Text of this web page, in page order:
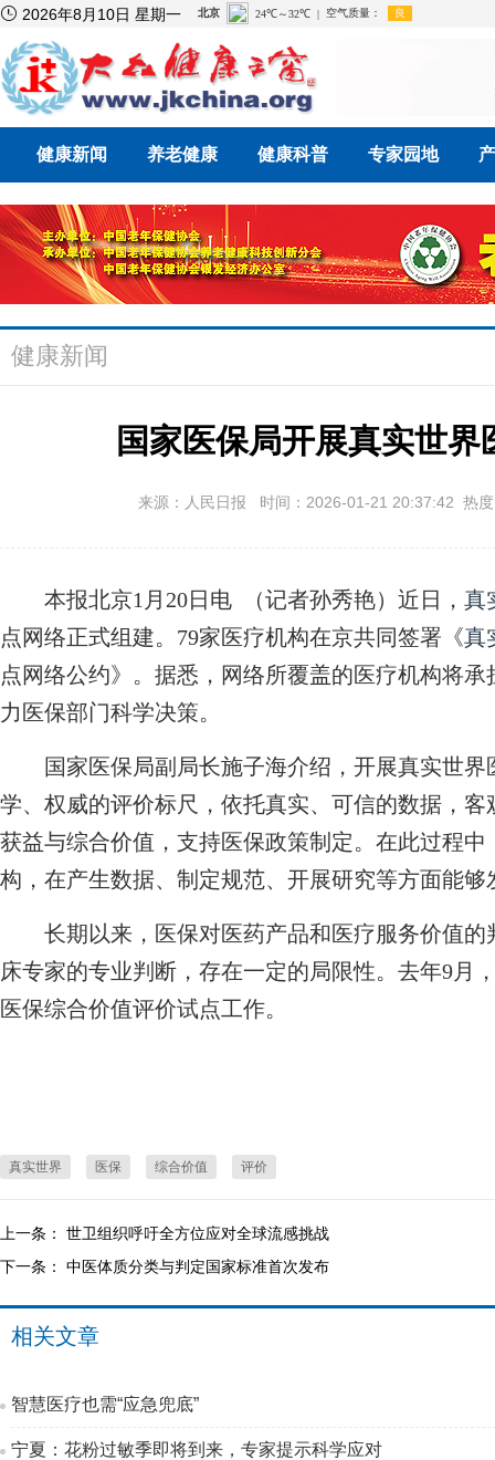
 2026年8月10日 星期一
健康新闻 养老健康 健康科普 专家园地
健康新闻
国家医保局开展真实世
来源：人民日报 时间：2026-01-21 20:37:42 热
本报北京1月20日电 （记者孙秀艳）近日， 真
点网络正式组建。79家医疗机构在京共同签署《真
点网络公约》。据悉，网络所覆盖的医疗机构将承
力医保部门科学决策。
国家医保局副局长施子海介绍，开展真实世界
学、权威的评价标尺，依托真实、可信的数据，
获益与综合价值，支持医保政策制定。在此过程
构，在产生数据、制定规范、开展研究等方面能够
长期以来，医保对医药产品和医疗服务价值的
床专家的专业判断，存在一定的局限性。去年9月
医保综合价值评价试点工作。
真实世界 医保 综合价值 评价
上一条： 世卫组织呼吁全方位应对全球流感挑战
下一条： 中医体质分类与判定国家标准首次发布
相关文章
智慧医疗也需“应急兜底”
宁夏：花粉过敏季即将到来，专家提示科学应对